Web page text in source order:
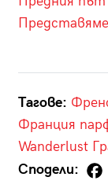
Тагове:
Франция
Wanderlust
Сподели: